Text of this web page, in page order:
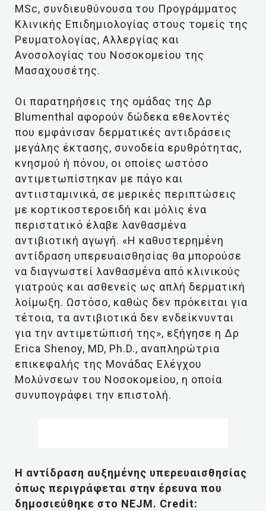
MSc, συνδιευθύνουσα του Προγράμματος
Κλινικής Επιδημιολογίας στους τομείς της
Ρευματολογίας, Αλλεργίας και
Ανοσολογίας του Νοσοκομείου της
Μασαχουσέτης.
Οι παρατηρήσεις της ομάδας της Δρ
Blumenthal αφορούν δώδεκα εθελοντές
που εμφάνισαν δερματικές αντιδράσεις
μεγάλης έκτασης, συνοδεία ερυθρότητας,
κνησμού ή πόνου, οι οποίες ωστόσο
αντιμετωπίστηκαν με πάγο και
αντιισταμινικά, σε μερικές περιπτώσεις
με κορτικοστεροειδή και μόλις ένα
περιστατικό έλαβε λανθασμένα
αντιβιοτική αγωγή. «Η καθυστερημένη
αντίδραση υπερευαισθησίας θα μπορούσε
να διαγνωστεί λανθασμένα από κλινικούς
γιατρούς και ασθενείς ως απλή δερματική
λοίμωξη. Ωστόσο, καθώς δεν πρόκειται για
τέτοια, τα αντιβιοτικά δεν ενδείκνυνται
για την αντιμετώπισή της», εξήγησε η Δρ
Erica Shenoy, MD, Ph.D., αναπληρώτρια
επικεφαλής της Μονάδας Ελέγχου
Μολύνσεων του Νοσοκομείου, η οποία
συνυπογράφει την επιστολή.
Η αντίδραση αυξημένης υπερευαισθησίας
όπως περιγράφεται στην έρευνα που
δημοσιεύθηκε στο NEJM. Credit: